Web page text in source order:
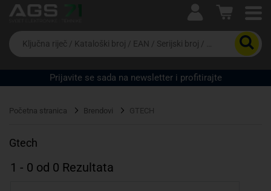
Ova postavka prilagođava asortiman proizvoda i
cijene vašim potrebama.
Da
biste
potražili
proizvod,
unesite
riječ,
EAN
serijski
Prijavite se sada na newsletter i profitirajte
Početna stranica Brendovi GTECH
Gtech
1 - 0 od 0 Rezultata